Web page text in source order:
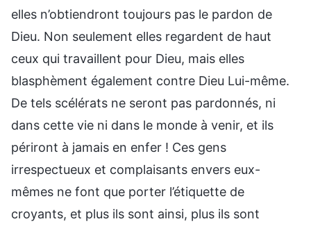
elles n’obtiendront toujours pas le pardon de
Dieu. Non seulement elles regardent de haut
ceux qui travaillent pour Dieu, mais elles
blasphèment également contre Dieu Lui-même.
De tels scélérats ne seront pas pardonnés, ni
dans cette vie ni dans le monde à venir, et ils
périront à jamais en enfer ! Ces gens
irrespectueux et complaisants envers eux-
mêmes ne font que porter l’étiquette de
croyants, et plus ils sont ainsi, plus ils sont